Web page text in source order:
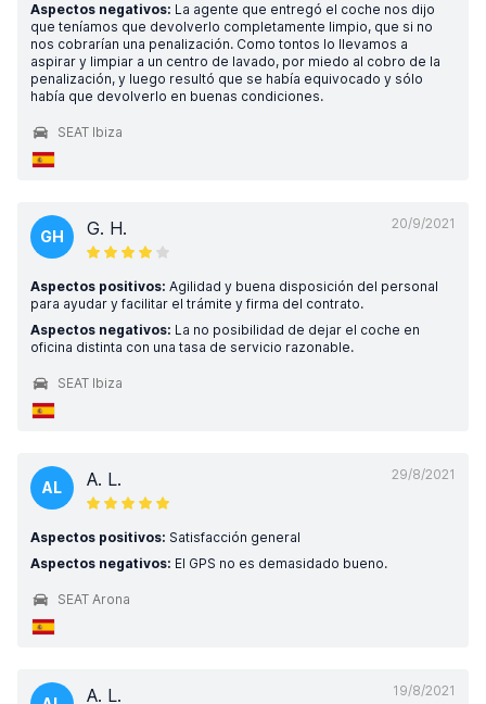
Aspectos negativos: La agente que entregó el coche nos dijo
que teníamos que devolverlo completamente limpio, que si no
nos cobrarían una penalización. Como tontos lo llevamos a
aspirar y limpiar a un centro de lavado, por miedo al cobro de la
penalización, y luego resultó que se había equivocado y sólo
había que devolverlo en buenas condiciones.
SEAT Ibiza
20/9/2021
GH G. H.
Aspectos positivos: Agilidad y buena disposición del personal
para ayudar y facilitar el trámite y firma del contrato.
Aspectos negativos: La no posibilidad de dejar el coche en
oficina distinta con una tasa de servicio razonable.
SEAT Ibiza
29/8/2021
AL A. L.
Aspectos positivos: Satisfacción general
Aspectos negativos: El GPS no es demasidado bueno.
SEAT Arona
19/8/2021
A. L.